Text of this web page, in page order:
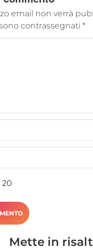
email non verrà
contrassegnati *
20
Mette in